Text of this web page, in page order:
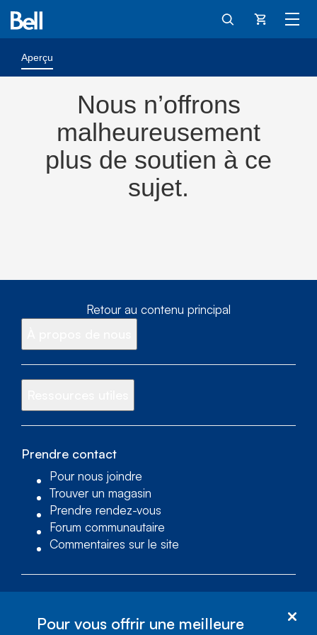
Panier
Aperçu
Nous n’offrons
malheureusement
plus de soutien à ce
sujet.
Retour au contenu principal
Prendre contact
Pour nous joindre
Trouver un magasin
Prendre rendez-vous
Forum communautaire
Commentaires sur le site
Pour vous offrir une meilleure